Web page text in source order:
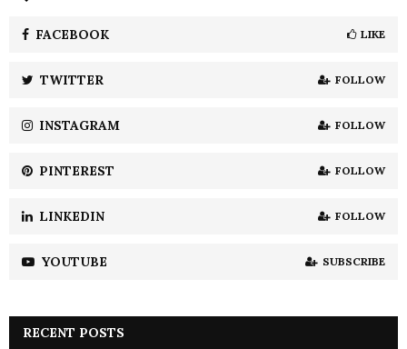
H
FACEBOOK LIKE
TWITTER FOLLOW
INSTAGRAM FOLLOW
PINTEREST FOLLOW
LINKEDIN FOLLOW
YOUTUBE SUBSCRIBE
RECENT POSTS